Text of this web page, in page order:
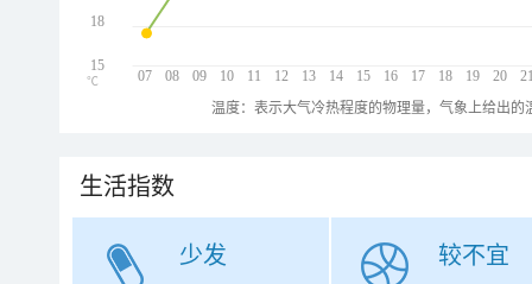
07 08 09 10 11 12 13 14 15 16 17 18 19 20
18
15
℃
温度：表示大气冷热程度的物理量，气象上给出
生活指数
少发 较不宜